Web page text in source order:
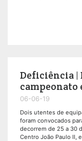
Deficiência |
campeonato
06-06-19
Dois utentes de
foram convocados
decorrem de 25 a 30
Centro João Paulo II,